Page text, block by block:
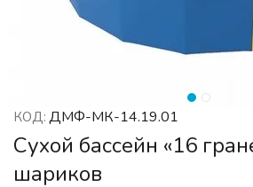
КОД: ДМФ-МК-14.19.01
Сухой бассейн «16
шариков